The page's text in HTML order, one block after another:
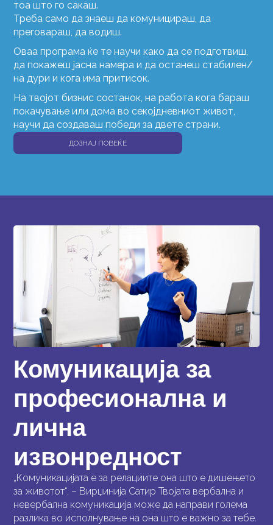
тоа што го сакаш.
Треба само да знаеш да комуницираш, да
преговараш, да водиш.
Оваа програма ќе те научи како да се подготвиш,
да покажеш јасна намера и да останеш стабилен/
на дури и кога има притисок.
На твојот бизнис состанок, на работа кога бараш
покачување или дома во секојдневниот живот,
научи да создаваш победи за двете страни.
ДОЗНАЈ ПОВЕЌЕ
Комуникација за
професионална и
лична
извонредност
„Комуникацијата е за релациите она што е дишењето
за животот“. – Вирџинија Сатир Твојата вербална и
невербална комуникација може да направи голема
разлика во исполнување на она што е важно за тебе.